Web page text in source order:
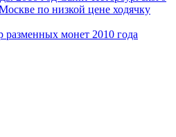
монет 2010 года